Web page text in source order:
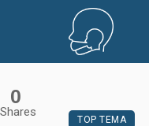
TOP TEMA
0
Shares